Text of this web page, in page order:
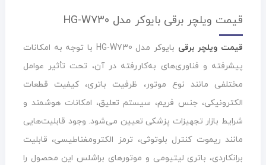
قیمت ویلچر برقی بایوکر مدل HG-W730
قیمت ویلچر برقی
بایوکر مدل HG-W730 با توجه به امکانات
پیشرفته و فناوری‌های به‌کاررفته در آن، تحت تأثیر عوامل
مختلفی مانند نوع موتور، ظرفیت باتری، کیفیت قطعات
الکترونیکی، جنس فریم، سیستم تعلیق، امکانات هوشمند و
شرایط بازار تجهیزات پزشکی تعیین می‌شود. وجود قابلیت‌هایی
مانند ریموت کنترل بلوتوثی، ترمز الکترومغناطیسی، قابلیت
برانکاردی، باتری لیتیومی و موتورهای براشلس این محصول را